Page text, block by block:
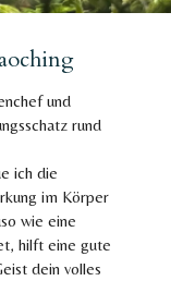
und
rund
ich die
im Körper
wie eine
hilft eine gute
dein volles